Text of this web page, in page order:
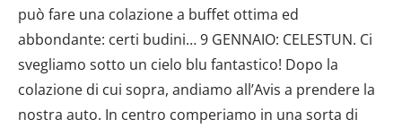
può fare una colazione a buffet ottima ed
abbondante: certi budini… 9 GENNAIO: CELESTUN. Ci
svegliamo sotto un cielo blu fantastico! Dopo la
colazione di cui sopra, andiamo all’Avis a prendere la
nostra auto. In centro comperiamo in una sorta di